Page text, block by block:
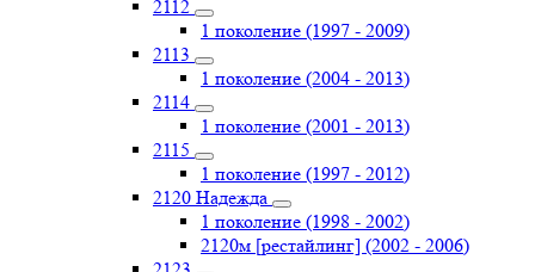
2112
1 поколение (1997 - 2009)
2113
1 поколение (2004 - 2013)
2114
1 поколение (2001 - 2013)
2115
1 поколение (1997 - 2012)
2120 Надежда
1 поколение (1998 - 2002)
2120м [рестайлинг] (2002 - 2006)